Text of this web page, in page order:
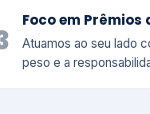
Foco em Prêmios
Atuamos ao seu lado
peso e a